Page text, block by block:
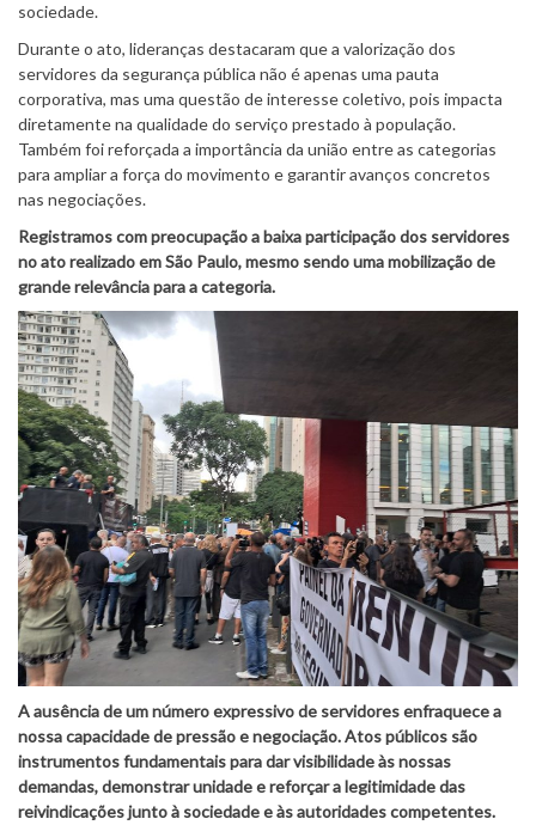
sociedade.
Durante o ato, lideranças destacaram que a valorização dos
servidores da segurança pública não é apenas uma pauta
corporativa, mas uma questão de interesse coletivo, pois impacta
diretamente na qualidade do serviço prestado à população.
Também foi reforçada a importância da união entre as categorias
para ampliar a força do movimento e garantir avanços concretos
nas negociações.
Registramos com preocupação a baixa participação dos servidores
no ato realizado em São Paulo, mesmo sendo uma mobilização de
grande relevância para a categoria.
A ausência de um número expressivo de servidores enfraquece a
nossa capacidade de pressão e negociação. Atos públicos são
instrumentos fundamentais para dar visibilidade às nossas
demandas, demonstrar unidade e reforçar a legitimidade das
reivindicações junto à sociedade e às autoridades competentes.